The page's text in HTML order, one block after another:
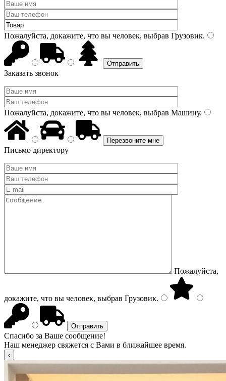
Пожалуйста, докажите, что вы человек, выбрав Грузовик.
Заказать звонок
Пожалуйста, докажите, что вы человек, выбрав Машину.
Письмо директору
Пожалуйста,
докажите, что вы человек, выбрав Грузовик.
Спасибо за Ваше сообщение!
Наш менеджер свяжется с Вами в ближайшее время.